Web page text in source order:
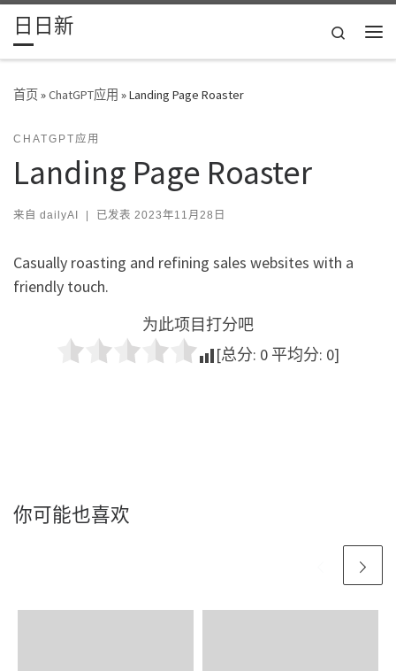
Skip to content
日日新
Search
首页»ChatGPT应用 »Landing Page Roaster
CHATGPT应用
Landing Page Roaster
来自 dailyAI | 已发表 2023年11月28日
Casually roasting and refining sales websites with a
friendly touch.
为此项目打分吧
[总分: 0 平均分: 0]
你可能也喜欢